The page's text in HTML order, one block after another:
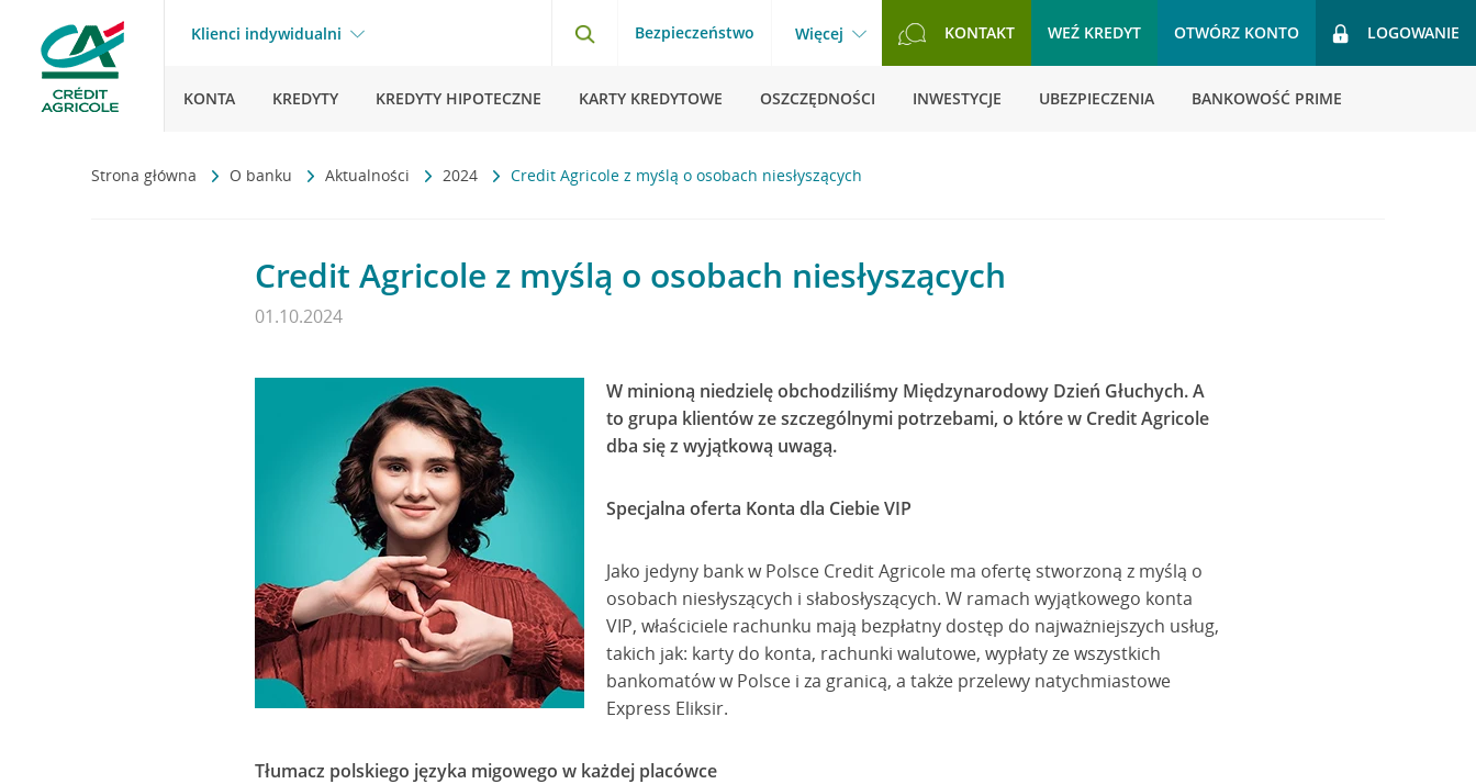
Klienci indywidualni Bezpieczeństwo Więcej KONTAKT WEŹ KREDYT OTWÓRZ KONTO LOGOWANIE
KONTA KREDYTY KREDYTY HIPOTECZNE KARTY KREDYTOWE OSZCZĘDNOŚCI INWESTYCJE UBEZPIECZENIA BANKOWOŚĆ PRIME
Strona główna O banku Aktualności 2024 Credit Agricole z myślą o osobach niesłyszących
Credit Agricole z myślą o osobach niesłyszących
01.10.2024
W minioną niedzielę obchodziliśmy Międzynarodowy Dzień Głuchych. A
to grupa klientów ze szczególnymi potrzebami, o które w Credit Agricole
dba się z wyjątkową uwagą.
Specjalna oferta Konta dla Ciebie VIP
Jako jedyny bank w Polsce Credit Agricole ma ofertę stworzoną z myślą o
osobach niesłyszących i słabosłyszących. W ramach wyjątkowego konta
VIP, właściciele rachunku mają bezpłatny dostęp do najważniejszych usług,
takich jak: karty do konta, rachunki walutowe, wypłaty ze wszystkich
bankomatów w Polsce i za granicą, a także przelewy natychmiastowe
Express Eliksir.
Tłumacz polskiego języka migowego w każdej placówce